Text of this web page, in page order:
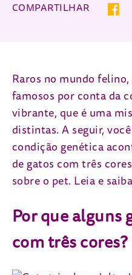
COMPARTILHAR
Raros no mundo
famosos por conta da
vibrante, que é uma
distintas. A seguir,
condição genética
de gatos com três
sobre o pet. Leia e
Por que alguns
com três cores?